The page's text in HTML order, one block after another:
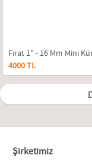
Fırat 1" - 16 Mm Mini
Vanalı Kollektör 5'li
4000 TL
Şirketimiz